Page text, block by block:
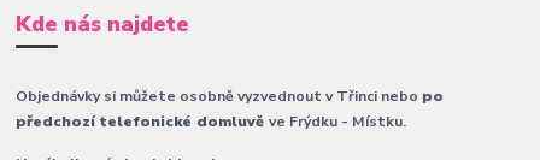
Kde nás najdete
Objednávky si můžete osobně vyzvednout v Třinci nebo po
předchozí telefonické domluvěve Frýdku - Místku.